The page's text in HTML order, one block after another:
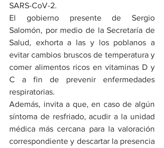
SARS-CoV-2.
El gobierno presente de Sergio
Salomón, por medio de la Secretaría de
Salud, exhorta a las y los poblanos a
evitar cambios bruscos de temperatura y
comer alimentos ricos en vitaminas D y
C a fin de prevenir enfermedades
respiratorias.
Además, invita a que, en caso de algún
síntoma de resfriado, acudir a la unidad
médica más cercana para la valoración
correspondiente y descartar la presencia